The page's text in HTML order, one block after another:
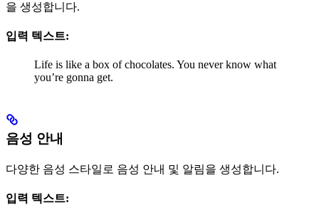
을 생성합니다.
입력 텍스트:
Life is like a box of chocolates. You never know what
you’re gonna get.
음성 안내
다양한 음성 스타일로 음성 안내 및 알림을 생성합니다.
입력 텍스트: